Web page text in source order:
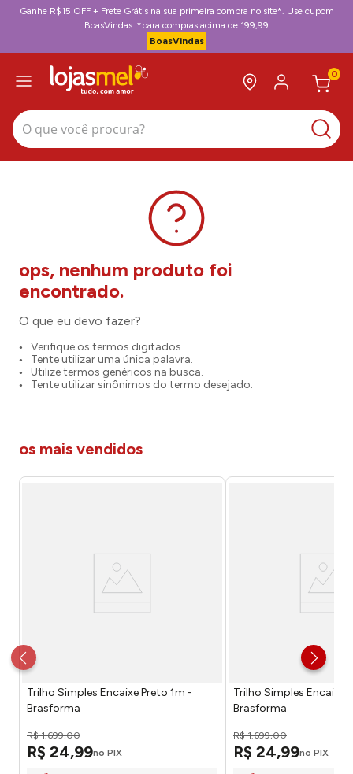
Ganhe R$15 OFF + Frete Grátis na sua primeira compra no site*. Use cupom
BoasVindas. *para compras acima de 199,99
BoasVindas
0
O que você procura?
O que eu devo fazer?
Verifique os termos digitados.
Tente utilizar uma única palavra.
Utilize termos genéricos na busca.
Tente utilizar sinônimos do termo desejado.
os mais vendidos
Trilho Simples Encaixe Preto 1m -
Brasforma
R$ 1.699,00
R$ 24,99no PIX
Trilho Simples Encaixe
Brasforma
R$ 1.699,00
R$ 24,99no PIX